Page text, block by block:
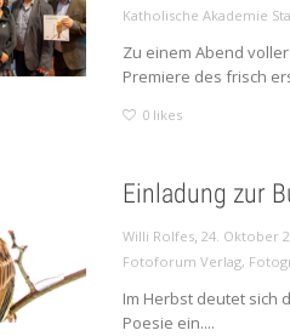
Katholische Akademie
Zu einem Abend
Premiere des frisch
0 likes
Einladung zur
Willi Rolfes,24. Oktober
Fotoforum Verlag,
Im Herbst deutet sich
Poesie ein....